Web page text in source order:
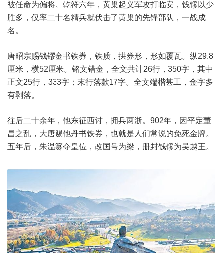
被任命为偏将。乾符六年，黄巢起义军攻打临安，钱镠以少
胜多，仅率二十名精兵就伏击了黄巢的先锋部队，一战成
名。
唐昭宗赐钱镠金书铁券，铁质，拱券形，形如覆瓦。纵29.8
厘米，横52厘米。铭文错金，全文共计26行，350字，其中
正文25行，333字；末行落款17字。全文端楷甚工，金字多
有剥落。
往后二十余年，他东征西讨，拥兵两浙。902年，因平定董
昌之乱，大唐赐他丹书铁券，也就是人们常说的免死金牌。
五年后，朱温篡夺皇位，改国号为梁，册封钱镠为吴越王。